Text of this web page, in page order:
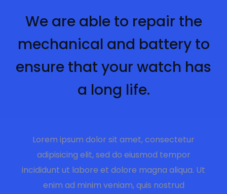
We are able to repair the
mechanical and battery to
ensure that your watch has
a long life.
Lorem ipsum dolor sit amet, consectetur
adipisicing elit, sed do eiusmod tempor
incididunt ut labore et dolore magna aliqua. Ut
enim ad minim veniam, quis nostrud